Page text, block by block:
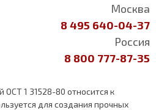
Москва
8 495 640-04-37
Россия
8 800 777-87-35
ОСТ 1 31528-80 относится к
для создания прочных